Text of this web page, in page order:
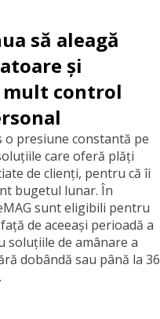
să aleagă
și
control
presiune constantă pe
care oferă plăți
de clienți, pentru că îi
bugetul lunar. În
sunt eligibili pentru
de aceeași perioadă a
de amânare a
dobândă sau până la 36